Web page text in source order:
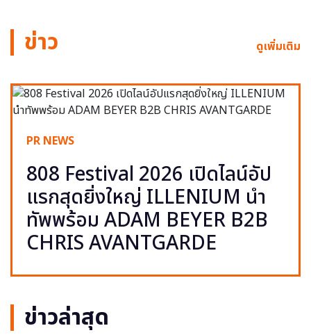
ข่าว ดูเพิ่มเติม
PR NEWS
808 Festival 2026 เปิดไลน์อัป
แรกสุดยิ่งใหญ่ ILLENIUM นำ
ทัพพร้อม ADAM BEYER B2B
CHRIS AVANTGARDE
ข่าวล่าสุด